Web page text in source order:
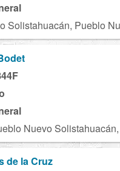
Solistahuacán, Pueblo
Nuevo
de la Cruz